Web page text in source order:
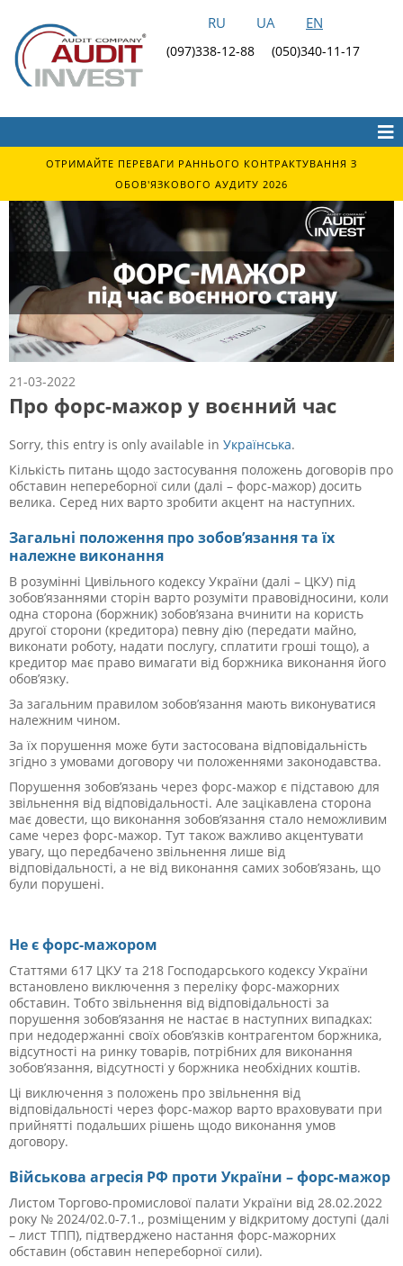
RU UA EN
(097)338-12-88 (050)340-11-17
ОТРИМАЙТЕ ПЕРЕВАГИ РАННЬОГО КОНТРАКТУВАННЯ З
ОБОВ'ЯЗКОВОГО АУДИТУ 2026
21-03-2022
Про форс-мажор у воєнний час
Sorry, this entry is only available in Українська.
Кількість питань щодо застосування положень договорів про
обставин непереборної сили (далі – форс-мажор) досить
велика. Серед них варто зробити акцент на наступних.
Загальні положення про зобов’язання та їх
належне виконання
В розумінні Цивільного кодексу України (далі – ЦКУ) під
зобов’язаннями сторін варто розуміти правовідносини, коли
одна сторона (боржник) зобов’язана вчинити на користь
другої сторони (кредитора) певну дію (передати майно,
виконати роботу, надати послугу, сплатити гроші тощо), а
кредитор має право вимагати від боржника виконання його
обов’язку.
За загальним правилом зобов’язання мають виконуватися
належним чином.
За їх порушення може бути застосована відповідальність
згідно з умовами договору чи положеннями законодавства.
Порушення зобов’язань через форс-мажор є підставою для
звільнення від відповідальності. Але зацікавлена сторона
має довести, що виконання зобов’язання стало неможливим
саме через форс-мажор. Тут також важливо акцентувати
увагу, що передбачено звільнення лише від
відповідальності, а не від виконання самих зобов’язань, що
були порушені.
Не є форс-мажором
Статтями 617 ЦКУ та 218 Господарського кодексу України
встановлено виключення з переліку форс-мажорних
обставин. Тобто звільнення від відповідальності за
порушення зобов’язання не настає в наступних випадках:
при недодержанні своїх обов’язків контрагентом боржника,
відсутності на ринку товарів, потрібних для виконання
зобов’язання, відсутності у боржника необхідних коштів.
Ці виключення з положень про звільнення від
відповідальності через форс-мажор варто враховувати при
прийнятті подальших рішень щодо виконання умов
договору.
Військова агресія РФ проти України – форс-мажор
Листом Торгово-промислової палати України від 28.02.2022
року № 2024/02.0-7.1., розміщеним у відкритому доступі (далі
– лист ТПП), підтверджено настання форс-мажорних
обставин (обставин непереборної сили).